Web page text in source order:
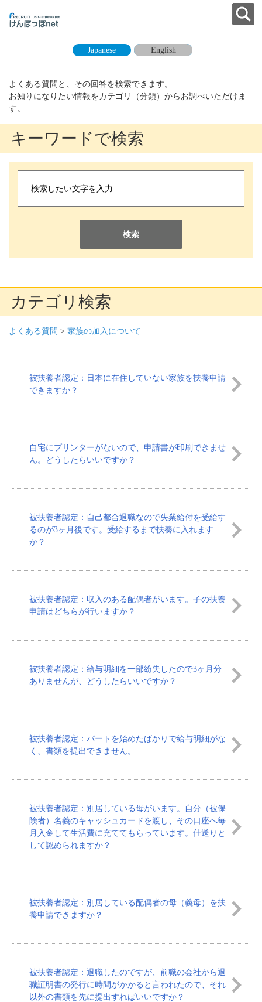
Japanese English
よくある質問と、その回答を検索できます。
お知りになりたい情報をカテゴリ（分類）からお調べいただけま
す。
キーワードで検索
検索
カテゴリ検索
よくある質問 > 家族の加入について
被扶養者認定：日本に在住していない家族を扶養申請
できますか？
自宅にプリンターがないので、申請書が印刷できませ
ん。どうしたらいいですか？
被扶養者認定：自己都合退職なので失業給付を受給す
るのが3ヶ月後です。受給するまで扶養に入れます
か？
被扶養者認定：収入のある配偶者がいます。子の扶養
申請はどちらが行いますか？
被扶養者認定：給与明細を一部紛失したので3ヶ月分
ありませんが、どうしたらいいですか？
被扶養者認定：パートを始めたばかりで給与明細がな
く、書類を提出できません。
被扶養者認定：別居している母がいます。自分（被保
険者）名義のキャッシュカードを渡し、その口座へ毎
月入金して生活費に充ててもらっています。仕送りと
して認められますか？
被扶養者認定：別居している配偶者の母（義母）を扶
養申請できますか？
被扶養者認定：退職したのですが、前職の会社から退
職証明書の発行に時間がかかると言われたので、それ
以外の書類を先に提出すればいいですか？